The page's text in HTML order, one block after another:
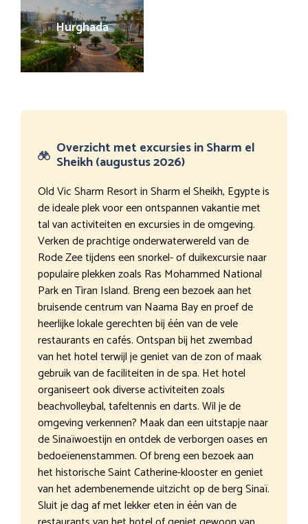
Hurghada
Overzicht met excursies in Sharm el
Sheikh (augustus 2026)
Old Vic Sharm Resort in Sharm el Sheikh, Egypte is
de ideale plek voor een ontspannen vakantie met
tal van activiteiten en excursies in de omgeving.
Verken de prachtige onderwaterwereld van de
Rode Zee tijdens een snorkel- of duikexcursie naar
populaire plekken zoals Ras Mohammed National
Park en Tiran Island. Breng een bezoek aan het
bruisende centrum van Naama Bay en proef de
heerlijke lokale gerechten bij één van de vele
restaurants en cafés. Ontspan bij het zwembad
van het hotel terwijl je geniet van de zon of maak
gebruik van de faciliteiten in de spa. Het hotel
organiseert ook diverse activiteiten zoals
beachvolleybal, tafeltennis en darts. Wil je de
omgeving verkennen? Maak dan een uitstapje naar
de Sinaïwoestijn en ontdek de verborgen oases en
bedoeïenenstammen. Of breng een bezoek aan
het historische Saint Catherine-klooster en geniet
van het adembenemende uitzicht op de berg Sinaï.
Sluit je dag af met lekker eten in één van de